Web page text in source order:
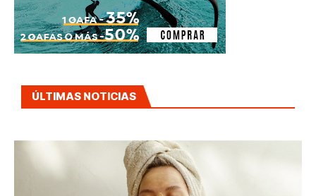
ÚLTIMAS NOTICIAS